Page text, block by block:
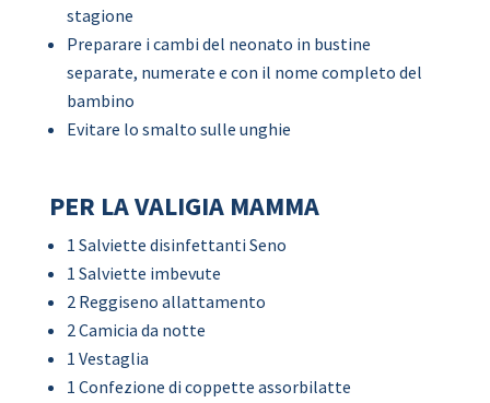
stagione
Preparare i cambi del neonato in bustine
separate, numerate e con il nome completo del
bambino
Evitare lo smalto sulle unghie
PER LA VALIGIA MAMMA
1 Salviette disinfettanti Seno
1 Salviette imbevute
2 Reggiseno allattamento
2 Camicia da notte
1 Vestaglia
1 Confezione di coppette assorbilatte